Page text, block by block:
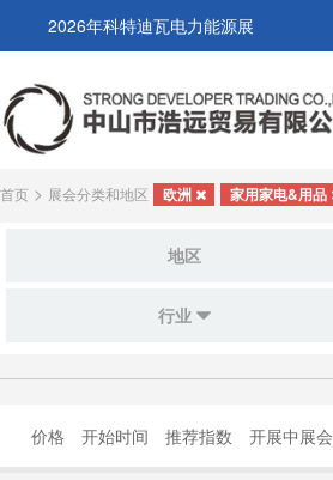
2026年科特迪瓦电力能源展
首页 > 展会分类和地区 欧洲 家用家电&用品
地区
行业
价格 开始时间 推荐指数 开展中展会